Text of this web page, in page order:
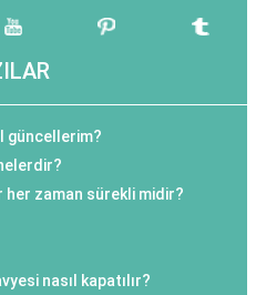
güncellerim?
zaman sürekli midir?
nasıl kapatılır?